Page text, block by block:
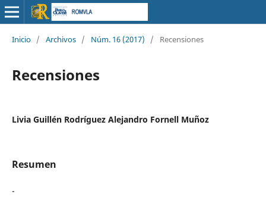
Inicio / Archivos / Núm. 16 (2017) / Recensiones
Recensiones
Livia Guillén Rodríguez Alejandro Fornell Muñoz
Resumen
-